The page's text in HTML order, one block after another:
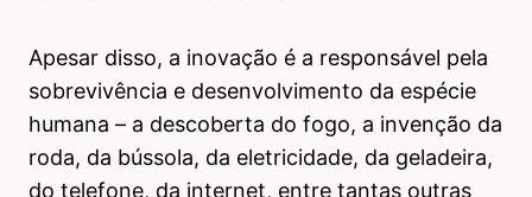
Apesar disso, a inovação é a responsável pela
sobrevivência e desenvolvimento da espécie
humana – a descoberta do fogo, a invenção da
roda, da bússola, da eletricidade, da geladeira,
do telefone, da internet, entre tantas outras